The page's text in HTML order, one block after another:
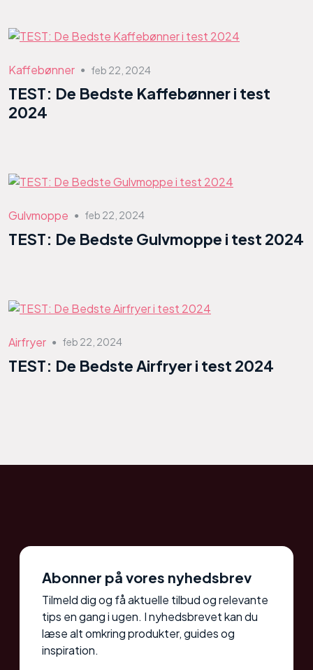
Kaffebønner ● feb 22, 2024
TEST: De Bedste Kaffebønner i test
2024
Gulvmoppe ● feb 22, 2024
TEST: De Bedste Gulvmoppe i test 2024
Airfryer ● feb 22, 2024
TEST: De Bedste Airfryer i test 2024
Abonner på vores nyhedsbrev
Tilmeld dig og få aktuelle tilbud og relevante
tips en gang i ugen. I nyhedsbrevet kan du
læse alt omkring produkter, guides og
inspiration.